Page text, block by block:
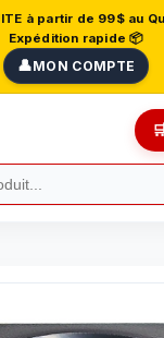
à partir de 99$ au
Expédition rapide 📦
👤MON COMPTE